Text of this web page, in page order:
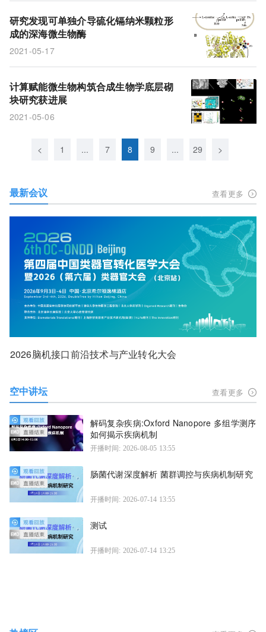
研究发现可单独介导硫化镉纳米颗粒形
成的深海微生物酶
2021-05-17
计算赋能微生物构筑合成生物学底层砌
块研究获进展
2021-05-06
< 1 ... 7 8 9 ... 29 >
最新会议 查看更多
2026脑机接口前沿技术与产业转化大会
空中讲坛 查看更多
解码复杂疾病:Oxford Nanopore 多组学测序
如何揭示疾病机制
开播时间: 2026-08-05 13:55
肠菌代谢深度解析 菌群调控与疾病机制研究
开播时间: 2026-07-14 13:55
测试
开播时间: 2026-07-14 13:25